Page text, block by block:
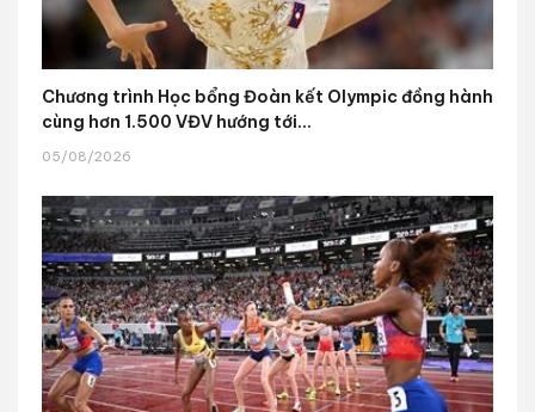
Chương trình Học bổng Đoàn kết Olympic đồng hành
cùng hơn 1.500 VĐV hướng tới...
05/08/2026